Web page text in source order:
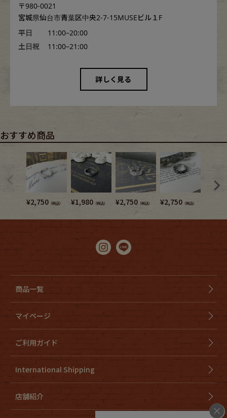
〒980-0021
宮城県仙台市青葉区中央2-7-15MUSEビル１F
平日
11:00–20:00
土日祝
11:00–21:00
詳しく見る
おすすめ商品
¥2,750 （税込） ¥1,980 （税込） ¥2,750 （税込） ¥2,750 （税込）
商品一覧
マイページ
ご利用ガイド
International Shipping
店舗紹介